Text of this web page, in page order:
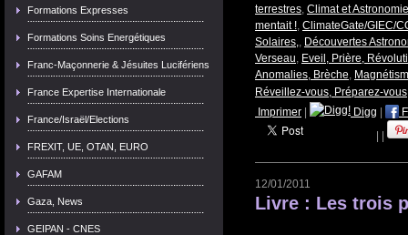
Formations Expresses
Formations Soins Energétiques
Franc-Maçonnerie & Jésuites Lucifériens
France Expertise Internationale
France/Israël/Elections
FREXIT, UE, OTAN, EURO
GAFAM
Gaza, News
GEIPAN - CNES
terrestres, Climat et Astronomie
mentait !, ClimateGate/GIEC/
Solaires,, Découvertes
Verseau, Eveil, Prière,
Anomalies, Brèche,
Réveillez-vous, Préparez-vous
Imprimer
Digg
12/01/2011
Livre : Les trois